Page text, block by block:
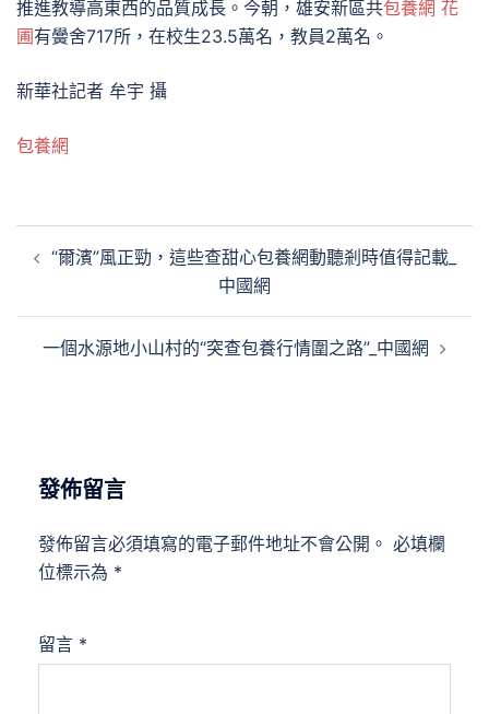
推進教導高東西的品質成長。今朝，雄安新區共包養網 花
圃有黌舍717所，在校生23.5萬名，教員2萬名。
新華社記者 牟宇 攝
包養網
章 “爾濱”風正勁，這些查甜心包養網動聽剎時值得記載_
中國網
一個水源地小山村的“突查包養行情圍之路”_中國網
發佈留言
發佈留言必須填寫的電子郵件地址不會公開。 必填欄
位標示為 *
留言 *